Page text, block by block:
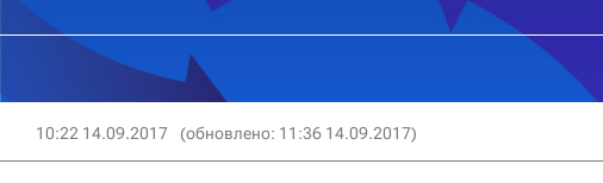
10:22 14.09.2017 (обновлено: 11:36 14.09.2017)